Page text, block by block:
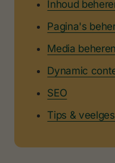
Inhoud
Pagina's
Media beheren
Dynamic
SEO
Tips &